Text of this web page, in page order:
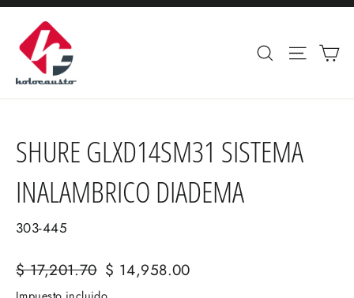
Ir
directamente
contenido
Buscar
SHURE GLXD14SM31 SISTEMA
INALAMBRICO DIADEMA
303-445
Precio
habitual
$ 17,201.70 Precio
de
$ 14,958.00